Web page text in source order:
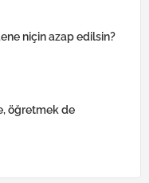
niçin azap edilsin?
öğretmek de